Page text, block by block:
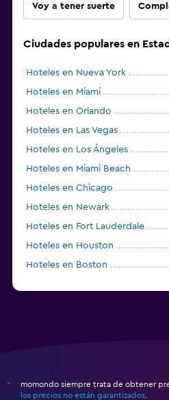
Voy a tener suerte
Ciudades populares en
Hoteles en Nueva York
Hoteles en Miami
Hoteles en Orlando
Hoteles en Las Vegas
Hoteles en Los Ángeles
Hoteles en Miami Beach
Hoteles en Chicago
Hoteles en Newark
Hoteles en Fort Lauderdale
Hoteles en Houston
Hoteles en Boston
*
momondo siempre trata de obtener
los precios no están garantizados